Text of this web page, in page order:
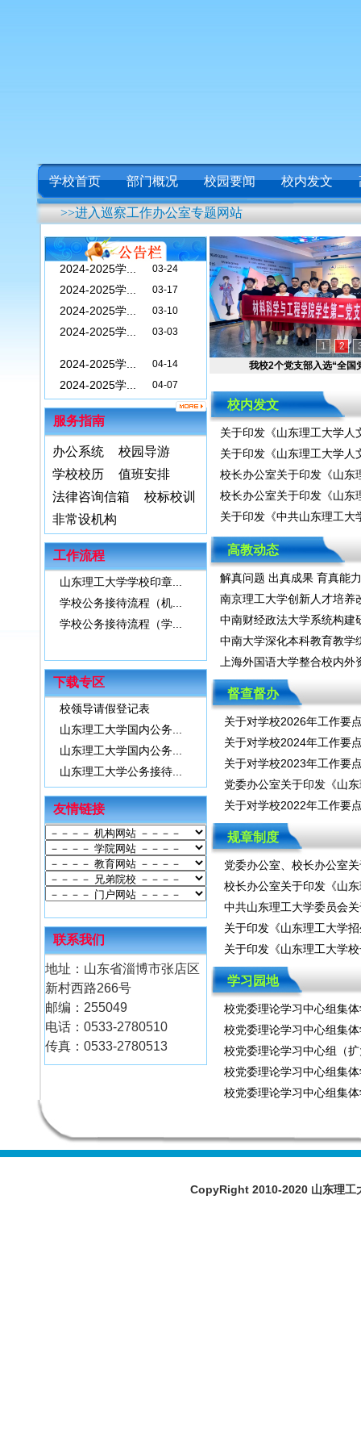
学校首页 部门概况 校园要闻 校内发文
>>进入巡察工作办公室专题网站
2024-2025学... 04-14
2024-2025学... 04-07
2024-2025学... 03-24
2024-2025学... 03-17
2024-2025学... 03-10
2024-2025学... 03-03
2024-2025学... 04-14
2024-2025学... 04-07
2024-2025学... 03-24
2024-2025学... 03-17
2024-2025学... 03-10
2024-2025学... 03-03
服务指南
办公系统
校园导游
学校校历
值班安排
法律咨询信箱
校标校训
非常设机构
工作流程
山东理工大学学校印章...
学校公务接待流程（机...
学校公务接待流程（学...
下载专区
校领导请假登记表
山东理工大学国内公务...
山东理工大学国内公务...
山东理工大学公务接待...
友情链接
联系我们
地址：山东省淄博市张店区
新村西路266号
邮编：255049
电话：0533-2780510
传真：0533-2780513
1 2
我校2个党支部入选“全国
校内发文
关于印发《山东理工大学
关于印发《山东理工大学
校长办公室关于印发《山东
校长办公室关于印发《山东
关于印发《中共山东理工
高教动态
解真问题 出真成果 育真能
南京理工大学创新人才培养
中南财经政法大学系统构建
中南大学深化本科教育教学
上海外国语大学整合校内
督查督办
关于对学校2026年工作要
关于对学校2024年工作要
关于对学校2023年工作要
党委办公室关于印发《山
关于对学校2022年工作要
规章制度
党委办公室、校长办公室
校长办公室关于印发《山
中共山东理工大学委员会
关于印发《山东理工大学
关于印发《山东理工大学
学习园地
校党委理论学习中心组集
校党委理论学习中心组集
校党委理论学习中心组（
校党委理论学习中心组集
校党委理论学习中心组集
CopyRight 2010-2020 山东理工